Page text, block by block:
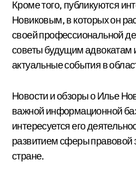
Кроме того, публикуются
Новиковым, в которых он
своей профессиональной
советы будущим адвокатам
актуальные события в
Новости и обзоры о Илье
важной информационной
интересуется его
развитием сферы
стране.